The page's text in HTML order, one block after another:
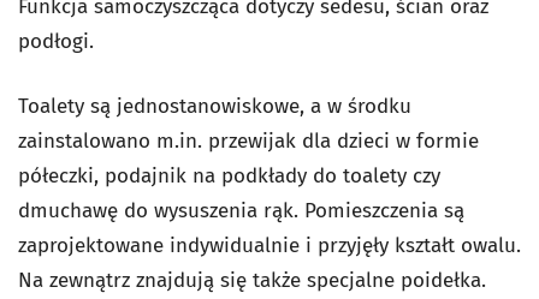
Funkcja samoczyszcząca dotyczy sedesu, ścian oraz
podłogi.
Toalety są jednostanowiskowe, a w środku
zainstalowano m.in. przewijak dla dzieci w formie
półeczki, podajnik na podkłady do toalety czy
dmuchawę do wysuszenia rąk. Pomieszczenia są
zaprojektowane indywidualnie i przyjęły kształt owalu.
Na zewnątrz znajdują się także specjalne poidełka.